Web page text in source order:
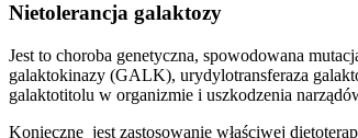
Nietolerancja galaktozy
Jest to choroba genetyczna, spowodowana
galaktokinazy (GALK), urydylotransferaza
galaktotitolu w organizmie i uszkodzenia
Konieczne jest zastosowanie właściwej